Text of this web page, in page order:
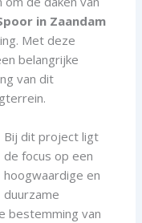
in Zaandam
Met deze
belangrijke
van dit
Bij dit project ligt
de focus op een
hoogwaardige en
duurzame
bestemming van